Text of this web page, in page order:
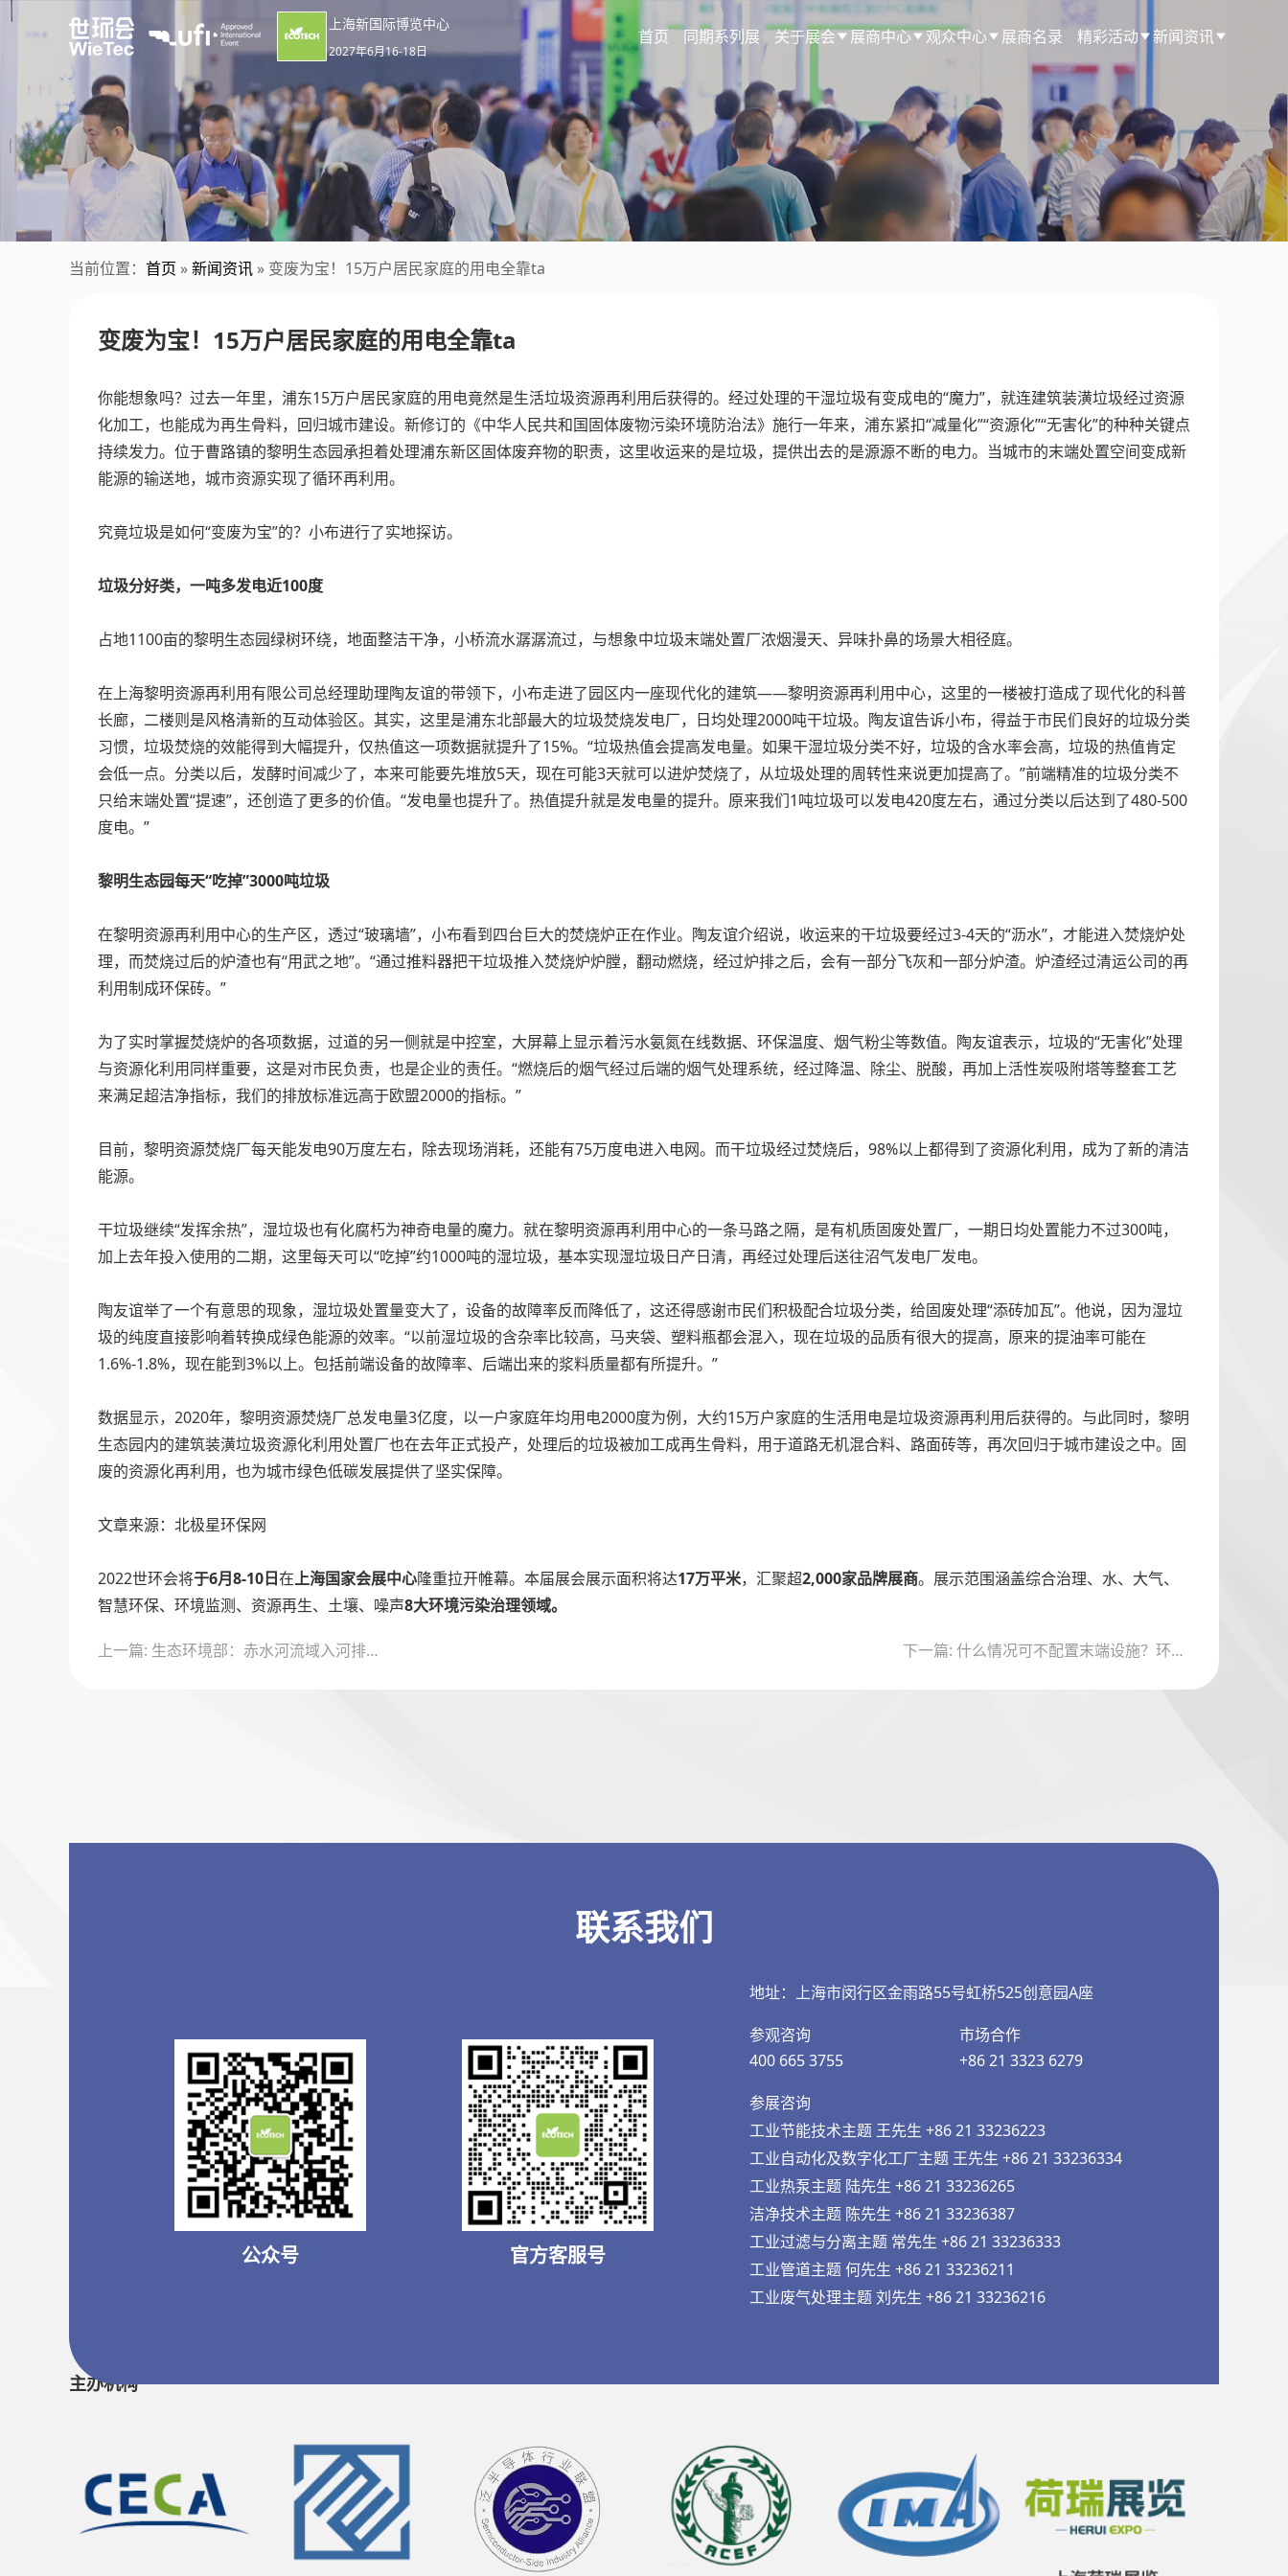
上海新国际博览中心
2027年6月16-18日
首页 同期系列展 关于展会 展商中心 观众中心 展商名录 精彩活动 新闻资讯
当前位置： 首页 »新闻资讯 » 变废为宝！15万户居民家庭的用电全靠ta
变废为宝！15万户居民家庭的用电全靠ta
你能想象吗？过去一年里，浦东15万户居民家庭的用电竟然是生活垃圾资源再利用后获得的。经过处理的干湿垃圾有变成电的“魔力”，就连建筑装潢垃圾经过资源
化加工，也能成为再生骨料，回归城市建设。新修订的《中华人民共和国固体废物污染环境防治法》施行一年来，浦东紧扣“减量化”“资源化”“无害化”的种种关键点
持续发力。位于曹路镇的黎明生态园承担着处理浦东新区固体废弃物的职责，这里收运来的是垃圾，提供出去的是源源不断的电力。当城市的末端处置空间变成新
能源的输送地，城市资源实现了循环再利用。
究竟垃圾是如何“变废为宝”的？小布进行了实地探访。
垃圾分好类，一吨多发电近100度
占地1100亩的黎明生态园绿树环绕，地面整洁干净，小桥流水潺潺流过，与想象中垃圾末端处置厂浓烟漫天、异味扑鼻的场景大相径庭。
在上海黎明资源再利用有限公司总经理助理陶友谊的带领下，小布走进了园区内一座现代化的建筑——黎明资源再利用中心，这里的一楼被打造成了现代化的科普
长廊，二楼则是风格清新的互动体验区。其实，这里是浦东北部最大的垃圾焚烧发电厂，日均处理2000吨干垃圾。陶友谊告诉小布，得益于市民们良好的垃圾分类
习惯，垃圾焚烧的效能得到大幅提升，仅热值这一项数据就提升了15%。“垃圾热值会提高发电量。如果干湿垃圾分类不好，垃圾的含水率会高，垃圾的热值肯定
会低一点。分类以后，发酵时间减少了，本来可能要先堆放5天，现在可能3天就可以进炉焚烧了，从垃圾处理的周转性来说更加提高了。”前端精准的垃圾分类不
只给末端处置“提速”，还创造了更多的价值。“发电量也提升了。热值提升就是发电量的提升。原来我们1吨垃圾可以发电420度左右，通过分类以后达到了480-500
度电。”
黎明生态园每天“吃掉”3000吨垃圾
在黎明资源再利用中心的生产区，透过“玻璃墙”，小布看到四台巨大的焚烧炉正在作业。陶友谊介绍说，收运来的干垃圾要经过3-4天的“沥水”，才能进入焚烧炉处
理，而焚烧过后的炉渣也有“用武之地”。“通过推料器把干垃圾推入焚烧炉炉膛，翻动燃烧，经过炉排之后，会有一部分飞灰和一部分炉渣。炉渣经过清运公司的再
利用制成环保砖。”
为了实时掌握焚烧炉的各项数据，过道的另一侧就是中控室，大屏幕上显示着污水氨氮在线数据、环保温度、烟气粉尘等数值。陶友谊表示，垃圾的“无害化”处理
与资源化利用同样重要，这是对市民负责，也是企业的责任。“燃烧后的烟气经过后端的烟气处理系统，经过降温、除尘、脱酸，再加上活性炭吸附塔等整套工艺
来满足超洁净指标，我们的排放标准远高于欧盟2000的指标。”
目前，黎明资源焚烧厂每天能发电90万度左右，除去现场消耗，还能有75万度电进入电网。而干垃圾经过焚烧后，98%以上都得到了资源化利用，成为了新的清洁
能源。
干垃圾继续“发挥余热”，湿垃圾也有化腐朽为神奇电量的魔力。就在黎明资源再利用中心的一条马路之隔，是有机质固废处置厂，一期日均处置能力不过300吨，
加上去年投入使用的二期，这里每天可以“吃掉”约1000吨的湿垃圾，基本实现湿垃圾日产日清，再经过处理后送往沼气发电厂发电。
陶友谊举了一个有意思的现象，湿垃圾处置量变大了，设备的故障率反而降低了，这还得感谢市民们积极配合垃圾分类，给固废处理“添砖加瓦”。他说，因为湿垃
圾的纯度直接影响着转换成绿色能源的效率。“以前湿垃圾的含杂率比较高，马夹袋、塑料瓶都会混入，现在垃圾的品质有很大的提高，原来的提油率可能在
1.6%-1.8%，现在能到3%以上。包括前端设备的故障率、后端出来的浆料质量都有所提升。”
数据显示，2020年，黎明资源焚烧厂总发电量3亿度，以一户家庭年均用电2000度为例，大约15万户家庭的生活用电是垃圾资源再利用后获得的。与此同时，黎明
生态园内的建筑装潢垃圾资源化利用处置厂也在去年正式投产，处理后的垃圾被加工成再生骨料，用于道路无机混合料、路面砖等，再次回归于城市建设之中。固
废的资源化再利用，也为城市绿色低碳发展提供了坚实保障。
文章来源：北极星环保网
2022世环会将于6月8-10日在上海国家会展中心隆重拉开帷幕。本届展会展示面积将达17万平米，汇聚超2,000家品牌展商。展示范围涵盖综合治理、水、大气、
智慧环保、环境监测、资源再生、土壤、噪声8大环境污染治理领域。
章
上一篇: 生态环境部：赤水河流域入河排污口排查工作启动 下一篇: 什么情况可不配置末端设施？环境部：“十四五”vocs治理要重点做好这些工作
联系我们
公众号 官方客服号
地址：上海市闵行区金雨路55号虹桥525创意园A座
参观咨询
400 665 3755
市场合作
+86 21 3323 6279
参展咨询
工业节能技术主题 王先生 +86 21 33236223
工业自动化及数字化工厂主题 王先生 +86 21 33236334
工业热泵主题 陆先生 +86 21 33236265
洁净技术主题 陈先生 +86 21 33236387
工业过滤与分离主题 常先生 +86 21 33236333
工业管道主题 何先生 +86 21 33236211
工业废气处理主题 刘先生 +86 21 33236216
主办机构